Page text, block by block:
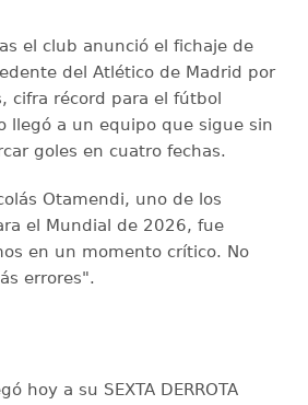
el club anunció el fichaje de
del Atlético de Madrid por
cifra récord para el fútbol
llegó a un equipo que sigue sin
goles en cuatro fechas.
Otamendi, uno de los
el Mundial de 2026, fue
en un momento crítico. No
errores".
hoy a su SEXTA DERROTA